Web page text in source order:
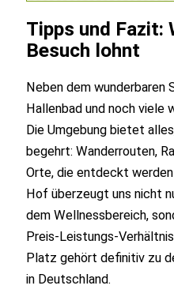
Tipps und Fazit:
Besuch lohnt
Neben dem wunderbaren
Hallenbad und noch viele
Die Umgebung bietet
begehrt: Wanderrouten,
Orte, die entdeckt
Hof überzeugt uns nicht
dem Wellnessbereich,
Preis-Leistungs-
Platz gehört definitiv zu
in Deutschland.